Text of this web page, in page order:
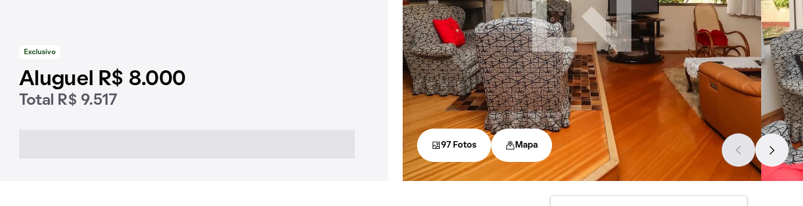
Exclusivo
Aluguel R$ 8.000
Total R$ 9.517
97 Fotos Mapa